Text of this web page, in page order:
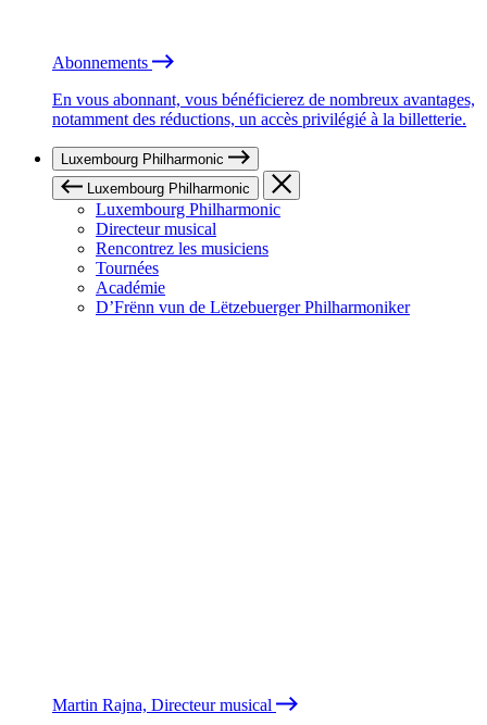
Abonnements
En vous abonnant, vous bénéficierez de nombreux avantages,
notamment des réductions, un accès privilégié à la billetterie.
Luxembourg Philharmonic
Luxembourg Philharmonic
Luxembourg Philharmonic
Directeur musical
Rencontrez les musiciens
Tournées
Académie
D’Frënn vun de Lëtzebuerger Philharmoniker
Martin Rajna, Directeur musical